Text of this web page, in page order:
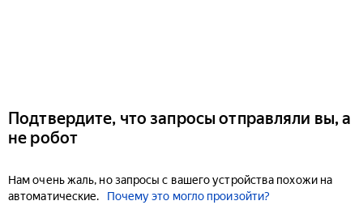
Подтвердите, что запросы отправляли вы, а
не робот
Нам очень жаль, но запросы с вашего устройства похожи на
автоматические.
Почему это могло произойти?